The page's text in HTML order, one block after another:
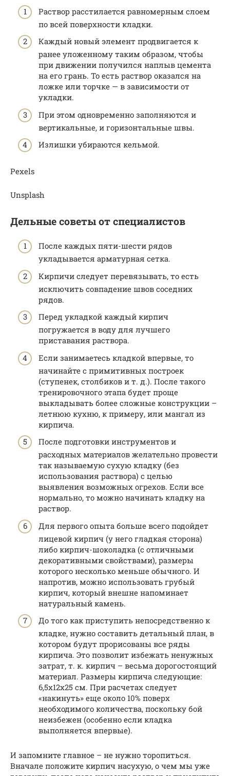
Раствор расстилается равномерным слоем
по всей поверхности кладки.
Каждый новый элемент продвигается к
ранее уложенному таким образом, чтобы
при движении получился наплыв цемента
на его грань. То есть раствор оказался на
ложке или торчке — в зависимости от
укладки.
При этом одновременно заполняются и
вертикальные, и горизонтальные швы.
Излишки убираются кельмой.
Pexels
Unsplash
Дельные советы от специалистов
После каждых пяти-шести рядов
укладывается арматурная сетка.
Кирпичи следует перевязывать, то есть
исключить совпадение швов соседних
рядов.
Перед укладкой каждый кирпич
погружается в воду для лучшего
приставания раствора.
Если занимаетесь кладкой впервые, то
начинайте с примитивных построек
(ступенек, столбиков и т. д.). После такого
тренировочного этапа будет проще
выкладывать более сложные конструкции –
летнюю кухню, к примеру, или мангал из
кирпича.
После подготовки инструментов и
расходных материалов желательно провести
так называемую сухую кладку (без
использования раствора) с целью
выявления возможных огрехов. Если все
нормально, то можно начинать кладку на
раствор.
Для первого опыта больше всего подойдет
лицевой кирпич (у него гладкая сторона)
либо кирпич-шоколадка (с отличными
декоративными свойствами), размеры
которого несколько меньше обычного. И
напротив, можно использовать грубый
кирпич, который внешне напоминает
натуральный камень.
До того как приступить непосредственно к
кладке, нужно составить детальный план, в
котором будут прорисованы все ряды
кирпича. Это позволит избежать ненужных
затрат, т. к. кирпич – весьма дорогостоящий
материал. Размеры кирпича следующие:
6,5х12х25 см. При расчетах следует
«накинуть» еще около 10% поверх
необходимого количества, поскольку бой
неизбежен (особенно если кладка
выполняется впервые).
И запомните главное – не нужно торопиться.
Вначале положите кирпич насухую, о чем мы уже